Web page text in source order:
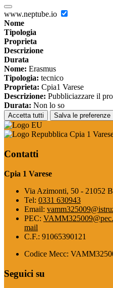
www.neptube.io
Nome
Tipologia
Proprieta
Descrizione
Durata
Nome: Erasmus
Tipologia: tecnico
Proprieta: Cpia1 Varese
Descrizione: Pubbliciazzare il
Durata: Non lo so
Accetta tutti Salva le preferenze
Cpia 1
Contatti
Cpia 1 Varese
Via Azimonti, 50 - 21052
Tel: 0331 630943
Email:
PEC:
mail
C.F.: 91065390121
Codice Mecc:
Seguici su